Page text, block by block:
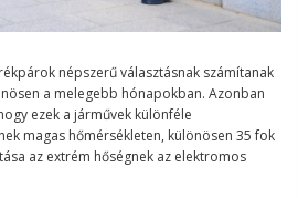
népszerű választásnak számítanak
a melegebb hónapokban. Azonban
ezek a járművek különféle
magas hőmérsékleten, különösen 35 fok
az extrém hőségnek az elektromos